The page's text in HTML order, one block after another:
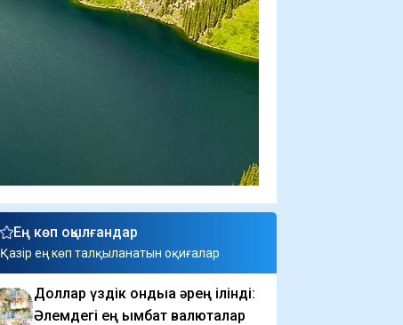
Ең көп оқылғандар
Қазір ең көп талқыланатын оқиғалар
Доллар үздік ондыққа әрең ілінді:
Әлемдегі ең қымбат валюталар